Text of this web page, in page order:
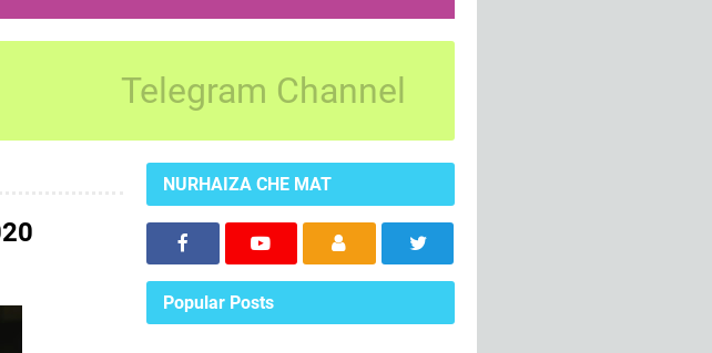
Telegram Channel
NURHAIZA CHE MAT
Popular Posts